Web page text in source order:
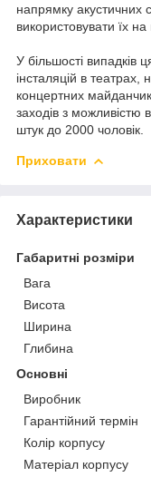
напрямку акустичних
використовувати їх на
У більшості випадків
інсталяцій в театрах,
концертних
заходів з можливістю
штук до 2000 чоловік.
Приховати
Характеристики
Габаритні розміри
Вага
Висота
Ширина
Глибина
Основні
Виробник
Гарантійний термін
Колір корпусу
Матеріал корпусу